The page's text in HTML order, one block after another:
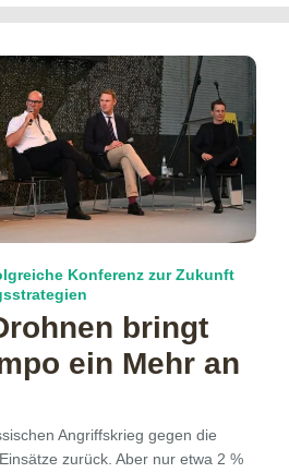
Konferenz zur Zukunft
bringt
ein Mehr an
Angriffskrieg gegen die
zurück. Aber nur etwa 2 %